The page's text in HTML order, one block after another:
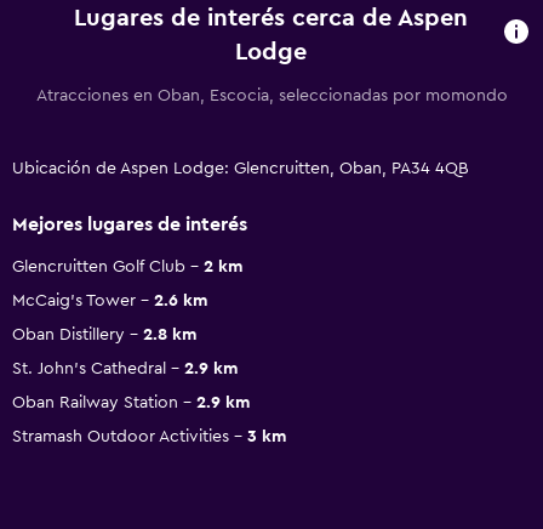
Lugares de interés cerca de Aspen
Lodge
Atracciones en Oban, Escocia, seleccionadas por momondo
Ubicación de Aspen Lodge: Glencruitten, Oban, PA34 4QB
Mejores lugares de interés
Glencruitten Golf Club
2 km
McCaig's Tower
2.6 km
Oban Distillery
2.8 km
St. John's Cathedral
2.9 km
Oban Railway Station
2.9 km
Stramash Outdoor Activities
3 km